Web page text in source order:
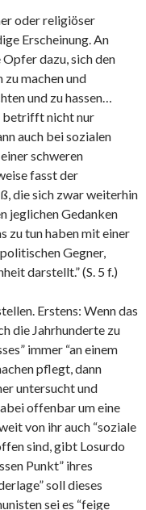
oder religiöser
Erscheinung. An
dazu, sich den
machen und
und zu hassen…
betrifft nicht nur
auch bei sozialen
schweren
fasst der
die sich zwar weiterhin
jeglichen Gedanken
zu tun haben mit einer
Gegner,
darstellt.” (S. 5 f.)
Erstens: Wenn das
die Jahrhunderte zu
immer “an einem
pflegt, dann
untersucht und
offenbar um eine
von ihr auch “soziale
sind, gibt Losurdo
Punkt” ihres
soll dieses
sei es “feige